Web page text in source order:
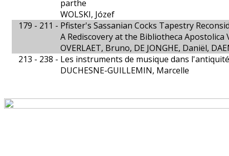
parthe
WOLSKI, Józef
179 - 211 - Pfister's Sassanian Cocks Tapestry
A Rediscovery at the Bibliotheca Apostolica
OVERLAET, Bruno, DE JONGHE, Daniël,
213 - 238 - Les instruments de musique dans l'antiquité
DUCHESNE-GUILLEMIN, Marcelle